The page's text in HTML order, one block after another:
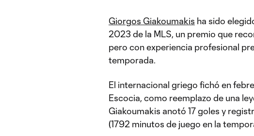
Giorgos Giakoumakis ha sido
2023 de la MLS, un premio que
pero con experiencia profesional
temporada.
El internacional griego fichó en
Escocia, como reemplazo de una
Giakoumakis anotó 17 goles y
(1792 minutos de juego en la